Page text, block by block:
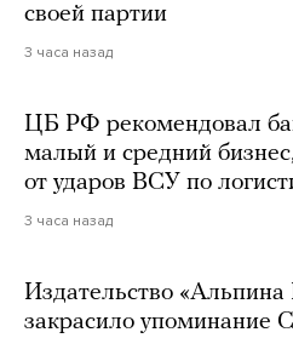
своей партии
3 часа назад
ЦБ РФ рекомендовал
малый и средний
от ударов ВСУ по
3 часа назад
Издательство
закрасило упоминание